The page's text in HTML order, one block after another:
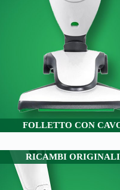
FOLLETTO CON
RICAMBI ORIGINALI